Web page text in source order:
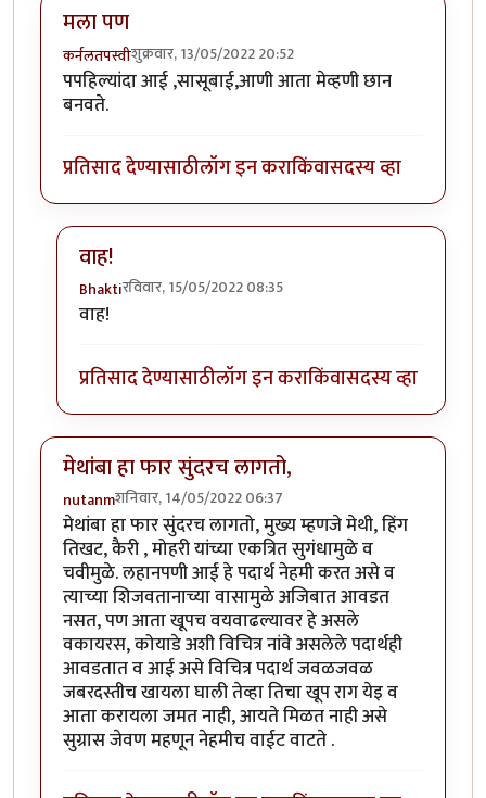
मला पण
कर्नलतपस्वीशुक्रवार, 13/05/2022 20:52
पपहिल्यांदा आई ,सासूबाई,आणी आता मेव्हणी छान
बनवते.
प्रतिसाद देण्यासाठीलॉग इन कराकिंवासदस्य व्हा
वाह!
Bhaktiरविवार, 15/05/2022 08:35
In reply to
वाह!
प्रतिसाद देण्यासाठीलॉग इन कराकिंवासदस्य व्हा
मेथांबा हा फार सुंदरच लागतो,
nutanmशनिवार, 14/05/2022 06:37
मेथांबा हा फार सुंदरच लागतो, मुख्य म्हणजे मेथी, हिंग
तिखट, कैरी , मोहरी यांच्या एकत्रित सुगंधामुळे व
चवीमुळे. लहानपणी आई हे पदार्थ नेहमी करत असे व
त्याच्या शिजवतानाच्या वासामुळे अजिबात आवडत
नसत, पण आता खूपच वयवाढल्यावर हे असले
वकायरस, कोयाडे अशी विचित्र नांवे असलेले पदार्थही
आवडतात व आई असे विचित्र पदार्थ जवळजवळ
जबरदस्तीच खायला घाली तेव्हा तिचा खूप राग येइ व
आता करायला जमत नाही, आयते मिळत नाही असे
सुग्रास जेवण महणून नेहमीच वाईट वाटते .